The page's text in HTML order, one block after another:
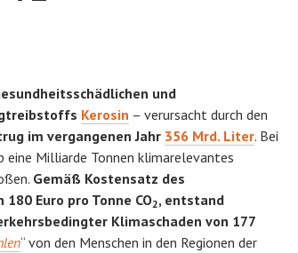
und
Kerosin – verursacht durch den
im vergangenen Jahr 356 Mrd. Liter. Bei
eine Milliarde Tonnen klimarelevantes
Gemäß Kostensatz des
180 Euro pro Tonne CO2, entstand
Klimaschaden von 177
“ von den Menschen in den Regionen der